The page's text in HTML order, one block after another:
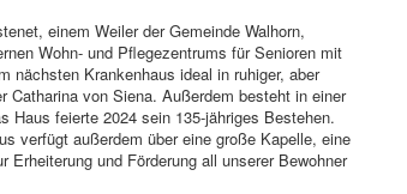
einem Weiler der Gemeinde Walhorn,
Wohn- und Pflegezentrums für Senioren mit
nächsten Krankenhaus ideal in ruhiger, aber
Catharina von Siena. Außerdem besteht in einer
Haus feierte 2024 sein 135-jähriges Bestehen.
verfügt außerdem über eine große Kapelle, eine
und Förderung all unserer Bewohner